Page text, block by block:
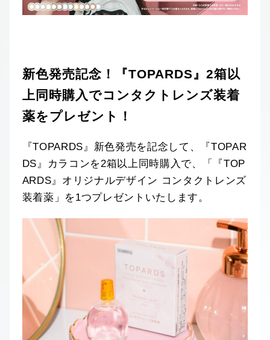
新色発売記念！『TOPARDS』2箱以
上同時購入でコンタクトレンズ装着
薬をプレゼント！
『TOPARDS』新色発売を記念して、『TOPAR
DS』カラコンを2箱以上同時購入で、「『TOP
ARDS』オリジナルデザイン コンタクトレンズ
装着薬」を1つプレゼントいたします。